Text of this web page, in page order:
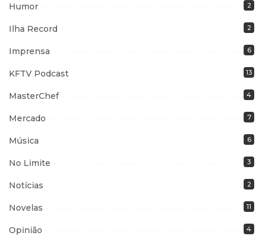
Humor 2
Ilha Record 2
Imprensa 6
KFTV Podcast 13
MasterChef 4
Mercado 7
Música 6
No Limite 3
Notícias 2
Novelas 11
Opinião 4